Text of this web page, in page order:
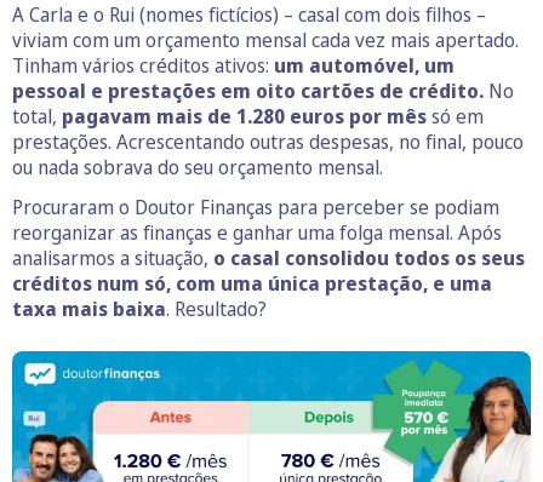
A Carla e o Rui (nomes fictícios) – casal com dois filhos –
viviam com um orçamento mensal cada vez mais apertado.
Tinham vários créditos ativos: um automóvel, um
pessoal e prestações em oito cartões de crédito. No
total, pagavam mais de 1.280 euros por mêssó em
prestações. Acrescentando outras despesas, no final, pouco
ou nada sobrava do seu orçamento mensal.
Procuraram o Doutor Finanças para perceber se podiam
reorganizar as finanças e ganhar uma folga mensal. Após
analisarmos a situação, o casal consolidou todos os seus
créditos num só, com uma única prestação, e uma
taxa mais baixa. Resultado?